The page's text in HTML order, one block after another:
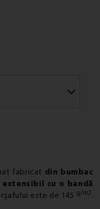
fabricat din bumbac
extensibil cu o bandă
este de 145 g/m2 .